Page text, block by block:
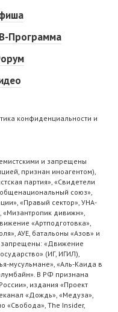
Программа
конфиденциальности и
и запрещены
признан иноагентом),
партия», «Свидетели
союз»,
«Правый сектор», УНА-
дивижн»,
«Артподготовка»,
АУЕ, батальоны «Азов» и
запрещены: «Движение
(ИГ, ИГИЛ),
мусульмане», «Аль-Каида в
В РФ признана
издания «Проект
«Дождь», «Медуза»,
«Свобода», The Insider,